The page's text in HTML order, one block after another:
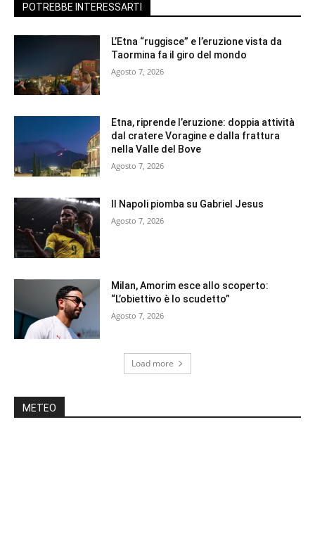
POTREBBE INTERESSARTI
L’Etna “ruggisce” e l’eruzione vista da
Taormina fa il giro del mondo
Agosto 7, 2026
Etna, riprende l’eruzione: doppia attività
dal cratere Voragine e dalla frattura
nella Valle del Bove
Agosto 7, 2026
Il Napoli piomba su Gabriel Jesus
Agosto 7, 2026
Milan, Amorim esce allo scoperto:
“L’obiettivo è lo scudetto”
Agosto 7, 2026
Load more
METEO